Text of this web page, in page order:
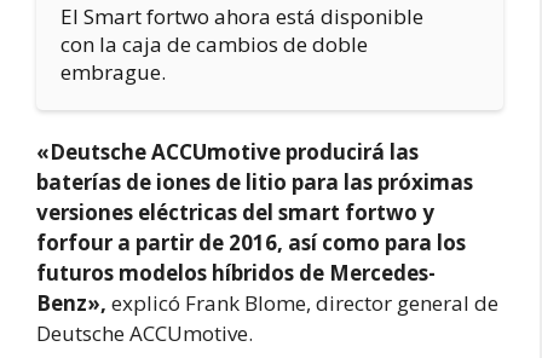
El Smart fortwo ahora está disponible
con la caja de cambios de doble
embrague.
«Deutsche ACCUmotive producirá las
baterías de iones de litio para las próximas
versiones eléctricas del smart fortwo y
forfour a partir de 2016, así como para los
futuros modelos híbridos de Mercedes-
Benz», explicó Frank Blome, director general de
Deutsche ACCUmotive.